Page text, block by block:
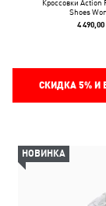
Кроссовки Action
Shoes
4 490,00
СКИДКА 5%И
НОВИНКА